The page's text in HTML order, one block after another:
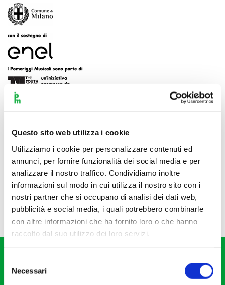
Questo sito web utilizza i cookie
Utilizziamo i cookie per personalizzare contenuti ed
annunci, per fornire funzionalità dei social media e per
analizzare il nostro traffico. Condividiamo inoltre
informazioni sul modo in cui utilizza il nostro sito con i
nostri partner che si occupano di analisi dei dati web,
pubblicità e social media, i quali potrebbero combinarle
con altre informazioni che ha fornito loro o che hanno
raccolto dal suo utilizzo dei loro servizi.
delNecessari